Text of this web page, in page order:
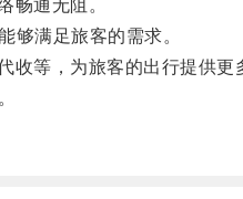
通无阻。
满足旅客的需求。
等，为旅客的出行提供更